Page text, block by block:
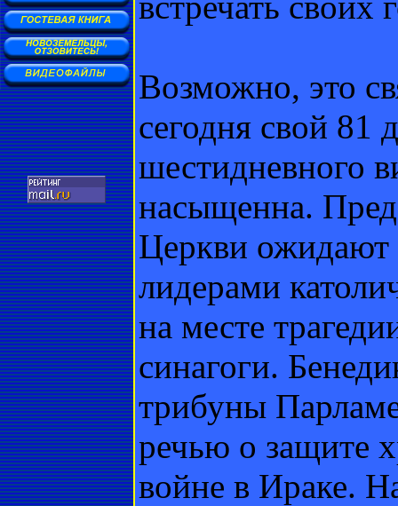
Возможно, это
сегодня свой 81
шестидневного
насыщенна.
Церкви ожидают
лидерами
на месте
синагоги.
трибуны
речью о защите
войне в Ираке.